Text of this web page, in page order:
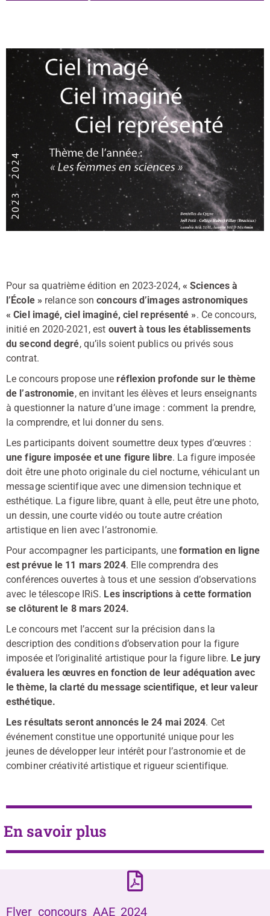
Pour sa quatrième édition en 2023-2024, « Sciences à
l’École »relance sonconcours d’images astronomiques
« Ciel imagé, ciel imaginé, ciel représenté ». Ce concours,
initié en 2020-2021, est ouvert à tous les établissements
du second degré, qu’ils soient publics ou privés sous
contrat.
Le concours propose uneréflexion profonde sur le thème
de l’astronomie, en invitant les élèves et leurs enseignants
à questionner la nature d’une image : comment la prendre,
la comprendre, et lui donner du sens.
Les participants doivent soumettre deux types d’œuvres :
une figure imposée et une figure libre. La figure imposée
doit être une photo originale du ciel nocturne, véhiculant un
message scientifique avec une dimension technique et
esthétique. La figure libre, quant à elle, peut être une photo,
un dessin, une courte vidéo ou toute autre création
artistique en lien avec l’astronomie.
Pour accompagner les participants, une formation en ligne
est prévue le 11 mars 2024. Elle comprendra des
conférences ouvertes à tous et une session d’observations
avec le télescope IRiS. Les inscriptions à cette formation
se clôturent le 8 mars 2024.
Le concours met l’accent sur la précision dans la
description des conditions d’observation pour la figure
imposée et l’originalité artistique pour la figure libre. Le jury
évaluera les œuvres en fonction de leur adéquation avec
le thème, la clarté du message scientifique, et leur valeur
esthétique.
Les résultats seront annoncés le 24 mai 2024. Cet
événement constitue une opportunité unique pour les
jeunes de développer leur intérêt pour l’astronomie et de
combiner créativité artistique et rigueur scientifique.
En savoir plus
Flyer_concours_AAE_2024